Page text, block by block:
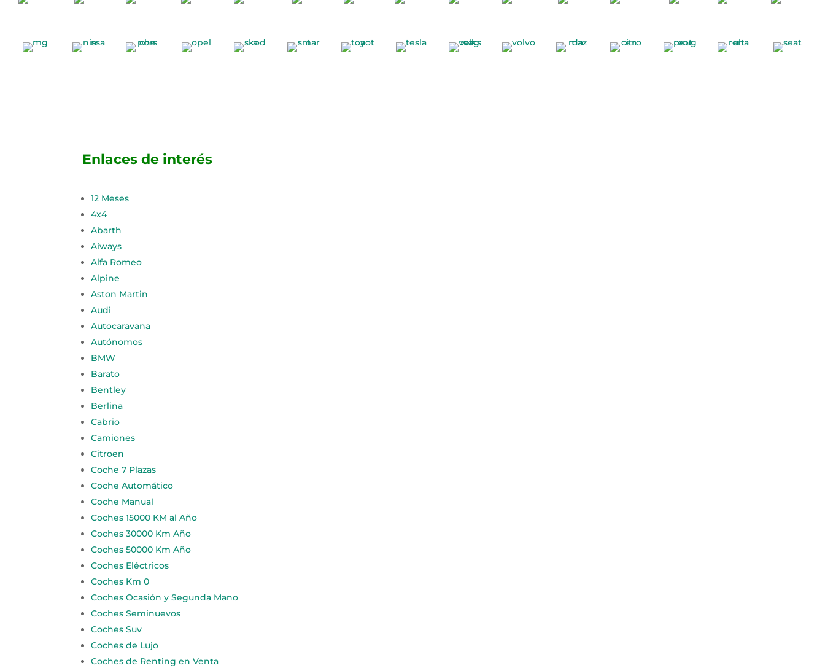
Enlaces de interés
12 Meses
4x4
Abarth
Aiways
Alfa Romeo
Alpine
Aston Martin
Audi
Autocaravana
Autónomos
BMW
Barato
Bentley
Berlina
Cabrio
Camiones
Citroen
Coche 7 Plazas
Coche Automático
Coche Manual
Coches 15000 KM al Año
Coches 30000 Km Año
Coches 50000 Km Año
Coches Eléctricos
Coches Km 0
Coches Ocasión y Segunda Mano
Coches Seminuevos
Coches Suv
Coches de Lujo
Coches de Renting en Venta